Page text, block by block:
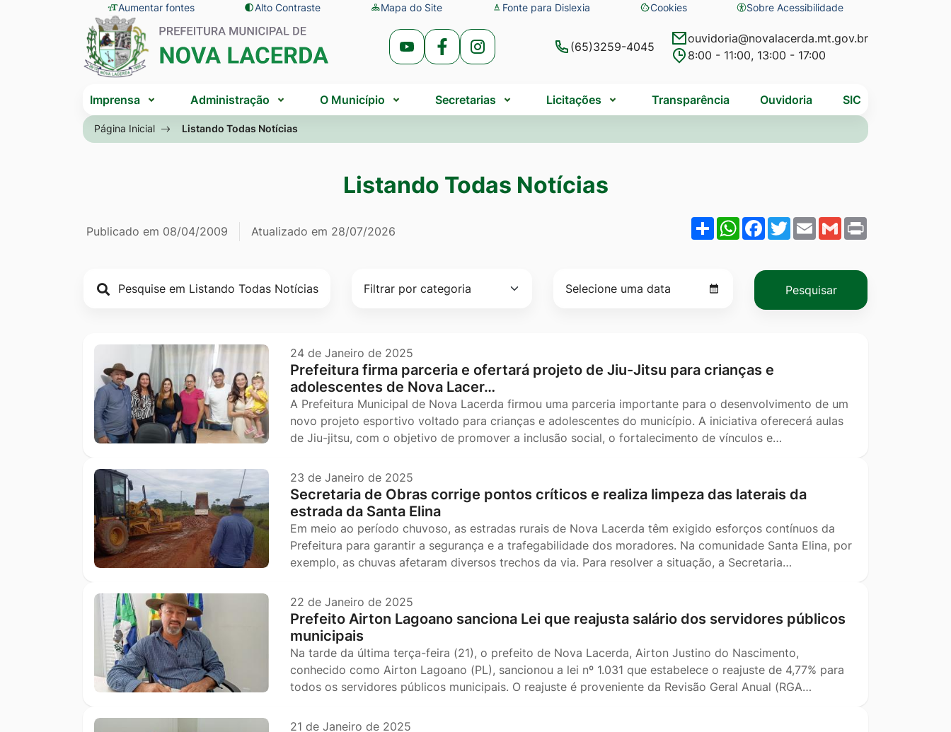
Seção
de
atalhos
e
links
de
acessibilidade
para
o
conteúdo
[alt+1]
Ir
para
busca
para
rodapé
[alt+4]
Aumentar fontes Alto Contraste Mapa do Site Fonte para Dislexia Cookies
Abrir
preferências
de
Sobre Acessibilidade
Seção
do
menu
Acessar
Rede
Social
Youtube
Acessar
Rede
Social
Facebook
Acessar
Rede
Social
Instagram
(65)3259-4045
ouvidoria@novalacerda.mt.gov.br
8:00 - 11:00, 13:00 - 17:00
menu
Imprensa Administração O Município Secretarias Licitações Transparência Ouvidoria SIC
Página Inicial Listando Todas Notícias
Listando Todas Notícias
Página Listando Todas Notícias
Informações
de
publicação
Publicado em 08/04/2009 Atualizado em 28/07/2026 ShareWhatsApp
Facebook
Twitter
EmailGmail
Pesquisar
24 de Janeiro de 2025
Prefeitura firma parceria e ofertará projeto de Jiu-Jitsu para crianças e
adolescentes de Nova Lacer…
A Prefeitura Municipal de Nova Lacerda firmou uma parceria importante para o desenvolvimento de um
novo projeto esportivo voltado para crianças e adolescentes do município. A iniciativa oferecerá aulas
de Jiu-jitsu, com o objetivo de promover a inclusão social, o fortalecimento de vínculos e…
23 de Janeiro de 2025
Secretaria de Obras corrige pontos críticos e realiza limpeza das laterais da
estrada da Santa Elina
Em meio ao período chuvoso, as estradas rurais de Nova Lacerda têm exigido esforços contínuos da
Prefeitura para garantir a segurança e a trafegabilidade dos moradores. Na comunidade Santa Elina, por
exemplo, as chuvas afetaram diversos trechos da via. Para resolver a situação, a Secretaria…
22 de Janeiro de 2025
Prefeito Airton Lagoano sanciona Lei que reajusta salário dos servidores públicos
municipais
Na tarde da última terça-feira (21), o prefeito de Nova Lacerda, Airton Justino do Nascimento,
conhecido como Airton Lagoano (PL), sancionou a lei nº 1.031 que estabelece o reajuste de 4,77% para
todos os servidores públicos municipais. O reajuste é proveniente da Revisão Geral Anual (RGA…
21 de Janeiro de 2025